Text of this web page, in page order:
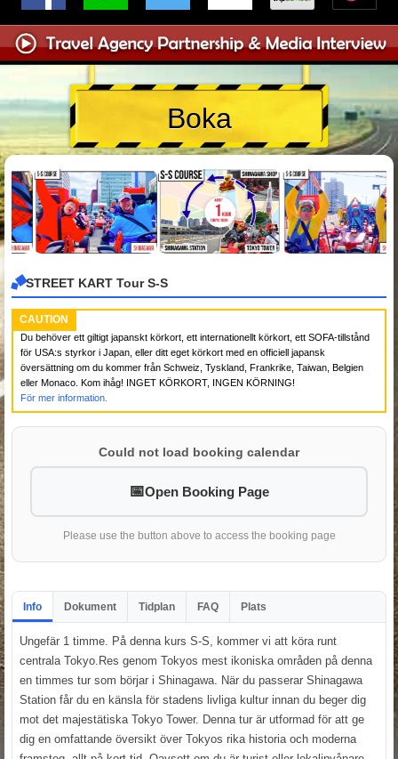
Boka
STREET KART Tour S-S
CAUTION
Du behöver ett giltigt japanskt körkort, ett internationellt körkort, ett SOFA-tillstånd
för USA:s styrkor i Japan, eller ditt eget körkort med en officiell japansk
översättning om du kommer från Schweiz, Tyskland, Frankrike, Taiwan, Belgien
eller Monaco. Kom ihåg! INGET KÖRKORT, INGEN KÖRNING!
För mer information.
Could not load booking calendar
Open Booking Page
Please use the button above to access the booking page
Info Dokument Tidplan FAQ Plats
Ungefär 1 timme. På denna kurs S-S, kommer vi att köra runt
centrala Tokyo.Res genom Tokyos mest ikoniska områden på denna
en timmes tur som börjar i Shinagawa. När du passerar Shinagawa
Station får du en känsla för stadens livliga kultur innan du beger dig
mot det majestätiska Tokyo Tower. Denna tur är utformad för att ge
dig en omfattande översikt över Tokyos rika historia och moderna